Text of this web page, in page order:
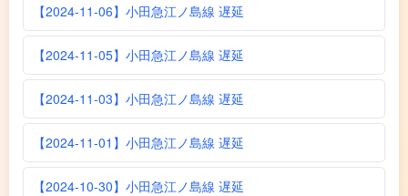
【2024-11-06】小田急江ノ島線 遅延
【2024-11-05】小田急江ノ島線 遅延
【2024-11-03】小田急江ノ島線 遅延
【2024-11-01】小田急江ノ島線 遅延
【2024-10-30】小田急江ノ島線 遅延